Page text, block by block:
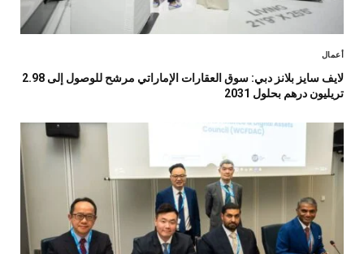
أعمال
لايف سايز بلانز دبي: سوق العقارات الإماراتي مرشح للوصول إلى 2.98
تريليون درهم بحلول 2031